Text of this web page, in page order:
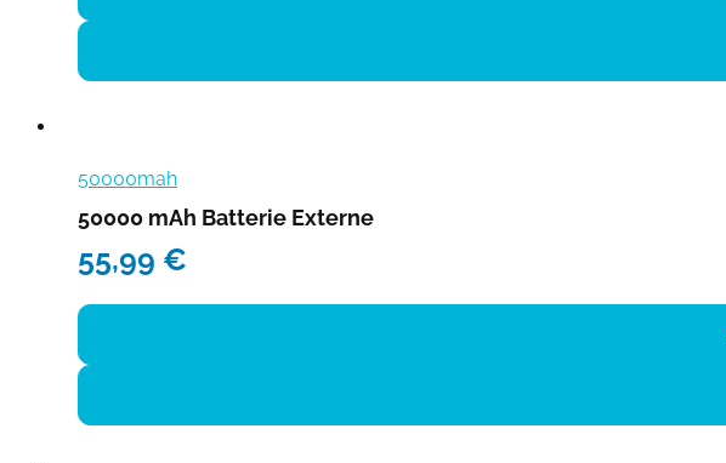
50000mah
50000 mAh Batterie Externe
55,99 €